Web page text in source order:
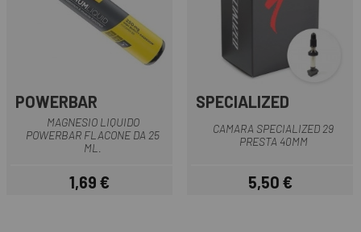
POWERBAR
MAGNESIO LIQUIDO
POWERBAR FLACONE DA 25
ML.
Prezzo
1,69 €
SPECIALIZED
CAMARA SPECIALIZED 29
PRESTA 40MM
Prezzo
5,50 €